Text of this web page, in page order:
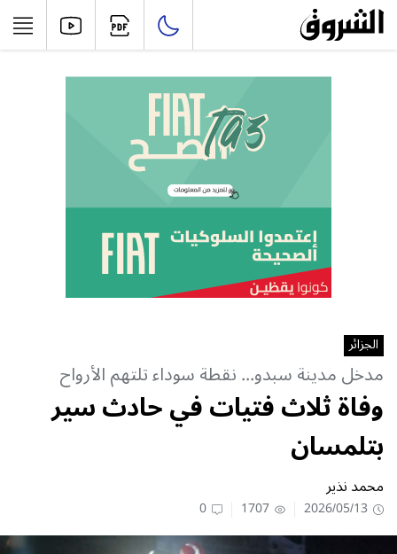
الجزائر
مدخل مدينة سبدو... نقطة سوداء تلتهم الأرواح
وفاة ثلاث فتيات في حادث سير
بتلمسان
محمد نذير
2026/05/13
1707
0